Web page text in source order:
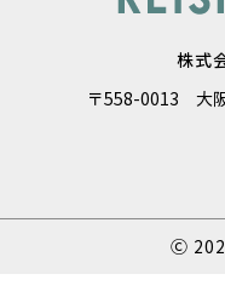
株式
〒558-0013 大
Ⓒ